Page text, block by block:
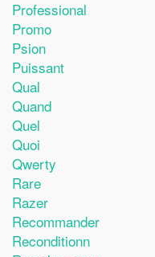
Professional
Promo
Psion
Puissant
Qual
Quand
Quel
Quoi
Qwerty
Rare
Razer
Recommander
Reconditionn